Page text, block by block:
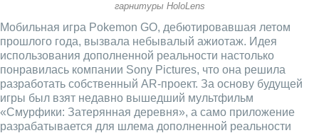
гарнитуры HoloLens
Мобильная игра Pokemon GO, дебютировавшая летом
прошлого года, вызвала небывалый ажиотаж. Идея
использования дополненной реальности настолько
понравилась компании Sony Pictures, что она решила
разработать собственный AR-проект. За основу будущей
игры был взят недавно вышедший мультфильм
«Смурфики: Затерянная деревня», а само приложение
разрабатывается для шлема дополненной реальности